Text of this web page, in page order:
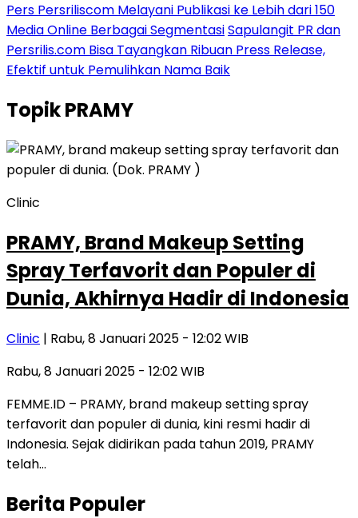
Pers Persriliscom Melayani Publikasi ke Lebih dari 150
Media Online Berbagai SegmentasiSapulangit PR dan
Persrilis.com Bisa Tayangkan Ribuan Press Release,
Efektif untuk Pemulihkan Nama Baik
TopikPRAMY
Clinic
PRAMY, Brand Makeup Setting
Spray Terfavorit dan Populer di
Dunia, Akhirnya Hadir di Indonesia
Clinic | Rabu, 8 Januari 2025 - 12:02 WIB
Rabu, 8 Januari 2025 - 12:02 WIB
FEMME.ID – PRAMY, brand makeup setting spray
terfavorit dan populer di dunia, kini resmi hadir di
Indonesia. Sejak didirikan pada tahun 2019, PRAMY
telah…
Berita Populer